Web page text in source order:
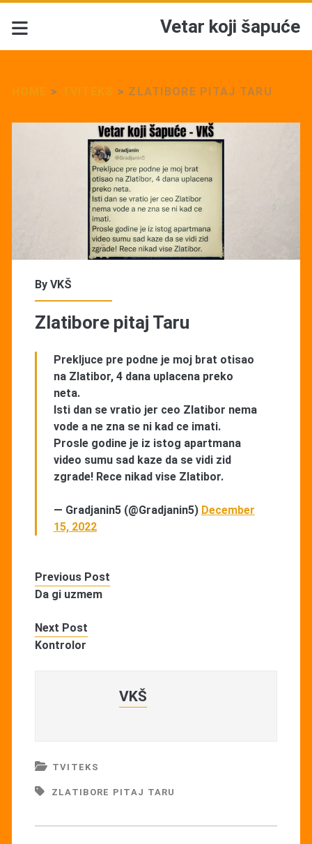
Vetar koji šapuće
> > ZLATIBORE PITAJ TARU
By VKŠ
Zlatibore pitaj Taru
Prekljuce pre podne je moj brat otisao
na Zlatibor, 4 dana uplacena preko
neta.
Isti dan se vratio jer ceo Zlatibor nema
vode a ne zna se ni kad ce imati.
Prosle godine je iz istog apartmana
video sumu sad kaze da se vidi zid
zgrade! Rece nikad vise Zlatibor.
— Gradjanin5 (@Gradjanin5) December
15, 2022
Previous Post
Da gi uzmem
Next Post
Kontrolor
VKŠ
TVITEKS
ZLATIBORE PITAJ TARU